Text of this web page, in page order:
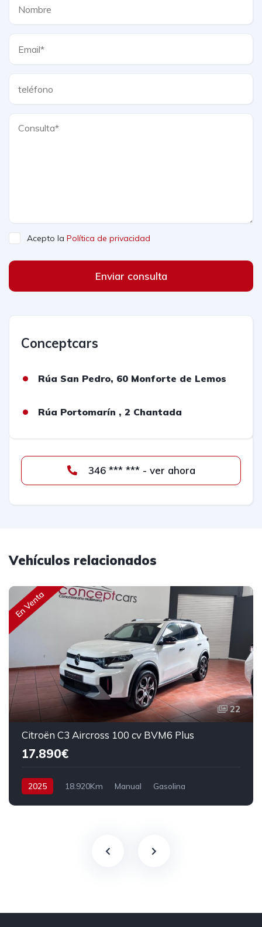
Acepto la Política de privacidad
Enviar consulta
Conceptcars
Rúa San Pedro, 60 Monforte de Lemos
Rúa Portomarín , 2 Chantada
346 *** *** - ver ahora
Vehículos relacionados
En Venta
22
Citroën C3 Aircross 100 cv BVM6 Plus
17.890€
2025 18.920Km Manual
Gasolina